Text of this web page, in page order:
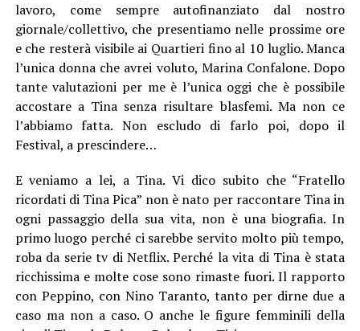
lavoro, come sempre autofinanziato dal nostro
giornale/collettivo, che presentiamo nelle prossime ore
e che resterà visibile ai Quartieri fino al 10 luglio. Manca
l’unica donna che avrei voluto, Marina Confalone. Dopo
tante valutazioni per me è l’unica oggi che è possibile
accostare a Tina senza risultare blasfemi. Ma non ce
l’abbiamo fatta. Non escludo di farlo poi, dopo il
Festival, a prescindere…
E veniamo a lei, a Tina. Vi dico subito che “Fratello
ricordati di Tina Pica” non è nato per raccontare Tina in
ogni passaggio della sua vita, non è una biografia. In
primo luogo perché ci sarebbe servito molto più tempo,
roba da serie tv di Netflix. Perché la vita di Tina è stata
ricchissima e molte cose sono rimaste fuori. Il rapporto
con Peppino, con Nino Taranto, tanto per dirne due a
caso ma non a caso. O anche le figure femminili della